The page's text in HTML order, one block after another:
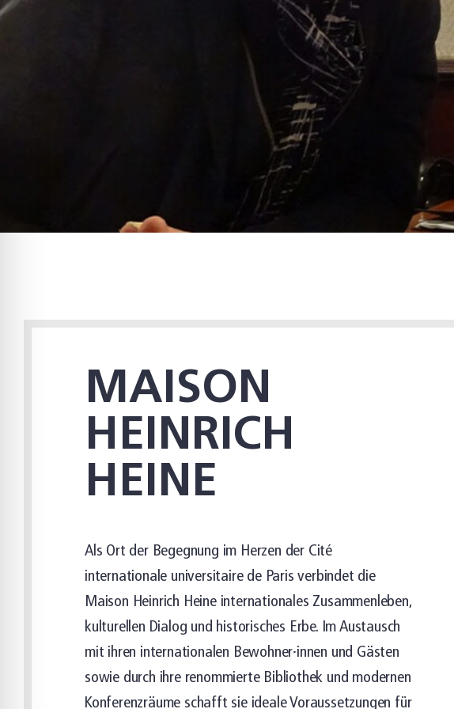
MAISON
HEINRICH
HEINE
Als Ort der Begegnung im Herzen der Cité
internationale universitaire de Paris verbindet die
Maison Heinrich Heine internationales Zusammenleben,
kulturellen Dialog und historisches Erbe. Im Austausch
mit ihren internationalen Bewohner·innen und Gästen
sowie durch ihre renommierte Bibliothek und modernen
Konferenzräume schafft sie ideale Voraussetzungen für